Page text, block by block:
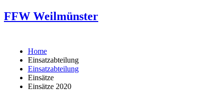
FFW Weilmünster
Home
Einsatzabteilung
Einsatzabteilung
Einsätze
Einsätze 2020